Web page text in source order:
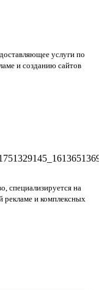
услуги по
и созданию сайтов
специализируется на
рекламе и комплексных